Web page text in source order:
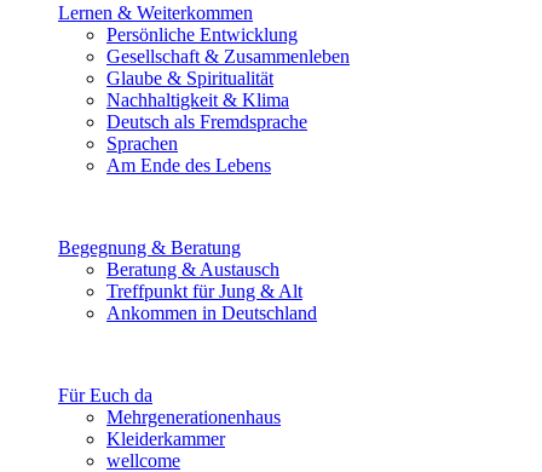
Lernen & Weiterkommen
Persönliche Entwicklung
Gesellschaft & Zusammenleben
Glaube & Spiritualität
Nachhaltigkeit & Klima
Deutsch als Fremdsprache
Sprachen
Am Ende des Lebens
Begegnung & Beratung
Beratung & Austausch
Treffpunkt für Jung & Alt
Ankommen in Deutschland
Für Euch da
Mehrgenerationenhaus
Kleiderkammer
wellcome